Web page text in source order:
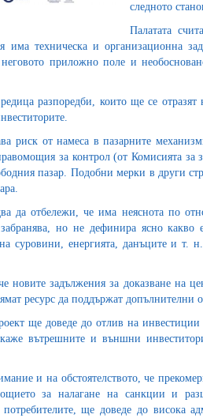
следното
Палатата
има техническа и организационна
приложно поле и
разпоредби, които ще се
риск от намеса в пазарните
за контрол (от Комисията за
пазар. Подобни мерки в други
да отбележи, че има неяснота по
но не дефинира ясно
суровини, енергията, данъците и т.
задължения за доказване на
ресурс да поддържат допълнителни
ще доведе до отлив на
вътрешните и външни
и на обстоятелството, че
за налагане на санкции и
ще доведе до висока